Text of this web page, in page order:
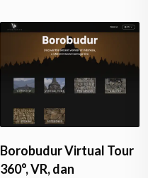
Borobudur Virtual Tour
360°, VR, dan